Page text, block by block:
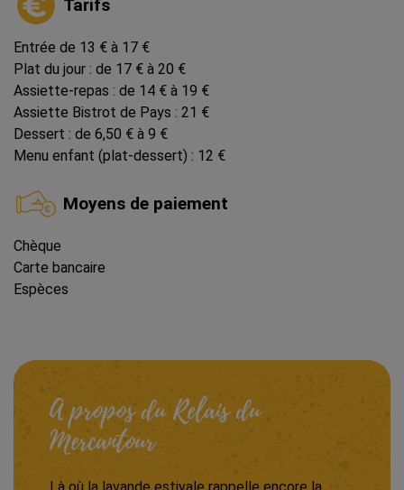
Tarifs
Entrée de 13 € à 17 €
Plat du jour : de 17 € à 20 €
Assiette-repas : de 14 € à 19 €
Assiette Bistrot de Pays : 21 €
Dessert : de 6,50 € à 9 €
Menu enfant (plat-dessert) : 12 €
Moyens de paiement
Chèque
Carte bancaire
Espèces
A propos du Relais du
Mercantour